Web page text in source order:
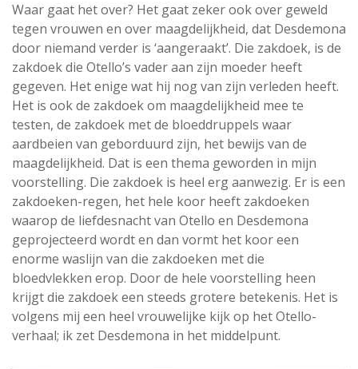
Waar gaat het over? Het gaat zeker ook over geweld
tegen vrouwen en over maagdelijkheid, dat Desdemona
door niemand verder is ‘aangeraakt’. Die zakdoek, is de
zakdoek die Otello’s vader aan zijn moeder heeft
gegeven. Het enige wat hij nog van zijn verleden heeft.
Het is ook de zakdoek om maagdelijkheid mee te
testen, de zakdoek met de bloeddruppels waar
aardbeien van geborduurd zijn, het bewijs van de
maagdelijkheid. Dat is een thema geworden in mijn
voorstelling. Die zakdoek is heel erg aanwezig. Er is een
zakdoeken-regen, het hele koor heeft zakdoeken
waarop de liefdesnacht van Otello en Desdemona
geprojecteerd wordt en dan vormt het koor een
enorme waslijn van die zakdoeken met die
bloedvlekken erop. Door de hele voorstelling heen
krijgt die zakdoek een steeds grotere betekenis. Het is
volgens mij een heel vrouwelijke kijk op het Otello-
verhaal; ik zet Desdemona in het middelpunt.